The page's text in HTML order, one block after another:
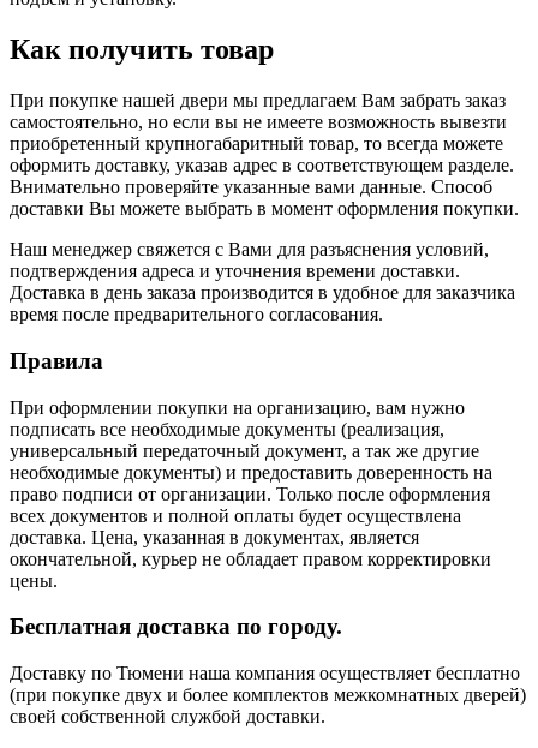
Как получить товар
При покупке нашей двери мы предлагаем Вам забрать заказ
самостоятельно, но если вы не имеете возможность вывезти
приобретенный крупногабаритный товар, то всегда можете
оформить доставку, указав адрес в соответствующем разделе.
Внимательно проверяйте указанные вами данные. Способ
доставки Вы можете выбрать в момент оформления покупки.
Наш менеджер свяжется с Вами для разъяснения условий,
подтверждения адреса и уточнения времени доставки.
Доставка в день заказа производится в удобное для заказчика
время после предварительного согласования.
Правила
При оформлении покупки на организацию, вам нужно
подписать все необходимые документы (реализация,
универсальный передаточный документ, а так же другие
необходимые документы) и предоставить доверенность на
право подписи от организации. Только после оформления
всех документов и полной оплаты будет осуществлена
доставка. Цена, указанная в документах, является
окончательной, курьер не обладает правом корректировки
цены.
Бесплатная доставка по городу.
Доставку по Тюмени наша компания осуществляет бесплатно
(при покупке двух и более комплектов межкомнатных дверей)
своей собственной службой доставки.